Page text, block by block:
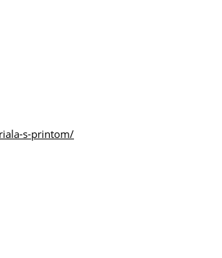
s-printom/